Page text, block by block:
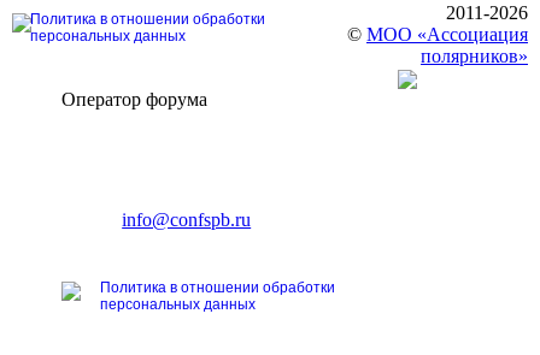
Политика в отношении обработки
персональных данных
2011-2026
© МОО «Ассоциация
полярников»
Оператор форума
E-mail:info@confspb.ru
Политика в отношении обработки
персональных данных